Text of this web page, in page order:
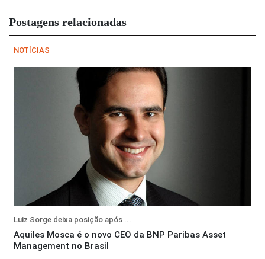
Postagens relacionadas
NOTÍCIAS
Luiz Sorge deixa posição após ...
Aquiles Mosca é o novo CEO da BNP Paribas Asset
Management no Brasil